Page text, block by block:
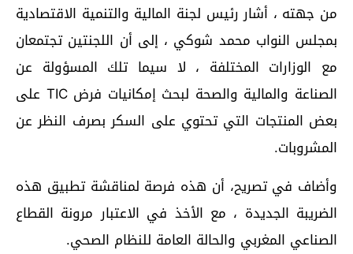
من جهته ، أشار رئيس لجنة المالية والتنمية الاقتصادية
بمجلس النواب محمد شوكي ، إلى أن اللجنتين تجتمعان
مع الوزارات المختلفة ، لا سيما تلك المسؤولة عن
الصناعة والمالية والصحة لبحث إمكانيات فرض TIC على
بعض المنتجات التي تحتوي على السكر بصرف النظر عن
المشروبات.
وأضاف في تصريح، أن هذه فرصة لمناقشة تطبيق هذه
الضريبة الجديدة ، مع الأخذ في الاعتبار مرونة القطاع
الصناعي المغربي والحالة العامة للنظام الصحي.